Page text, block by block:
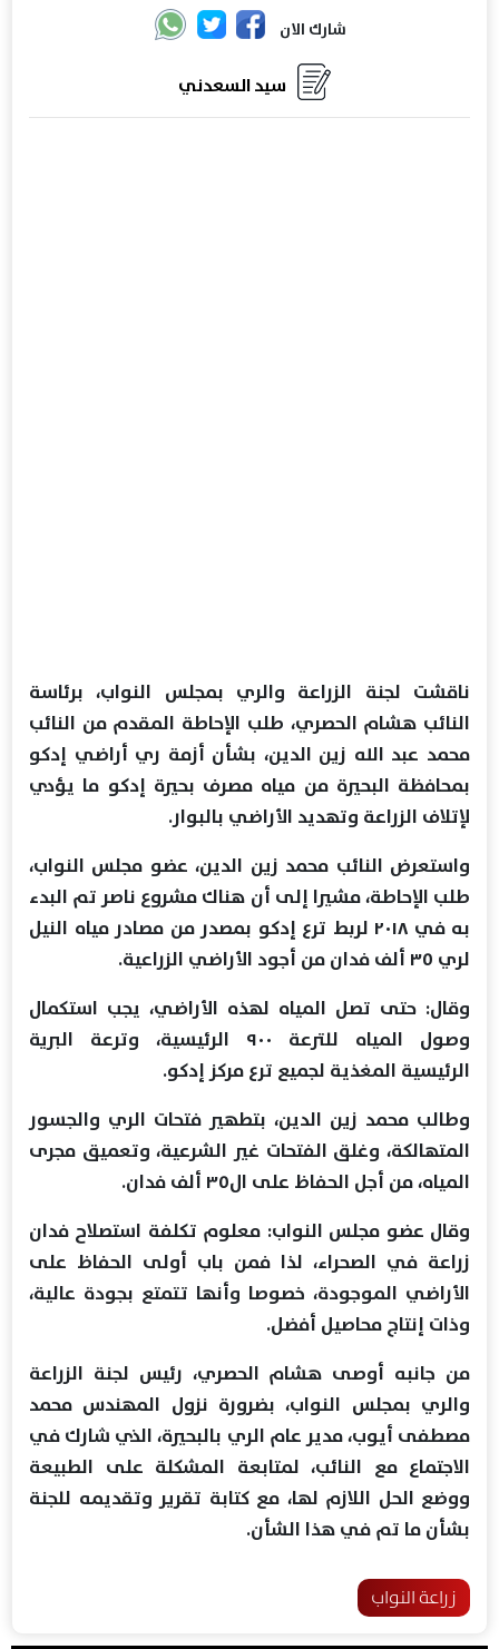
شارك الان
سيد السعدني
ناقشت لجنة الزراعة والري بمجلس النواب، برئاسة
النائب هشام الحصري، طلب الإحاطة المقدم من النائب
محمد عبد الله زين الدين، بشأن أزمة ري أراضي إدكو
بمحافظة البحيرة من مياه مصرف بحيرة إدكو ما يؤدي
لإتلاف الزراعة وتهديد الأراضي بالبوار.
واستعرض النائب محمد زين الدين، عضو مجلس النواب،
طلب الإحاطة، مشيرا إلى أن هناك مشروع ناصر تم البدء
به في ٢٠١٨ لربط ترع إدكو بمصدر من مصادر مياه النيل
لري ٣٥ ألف فدان من أجود الأراضي الزراعية.
وقال: حتى تصل المياه لهذه الأراضي، يجب استكمال
وصول المياه للترعة ٩٠٠ الرئيسية، وترعة البرية
الرئيسية المغذية لجميع ترع مركز إدكو.
وطالب محمد زين الدين، بتطهير فتحات الري والجسور
المتهالكة، وغلق الفتحات غير الشرعية، وتعميق مجرى
المياه، من أجل الحفاظ على ال٣٥ ألف فدان.
وقال عضو مجلس النواب: معلوم تكلفة استصلاح فدان
زراعة في الصحراء، لذا فمن باب أولى الحفاظ على
الأراضي الموجودة، خصوصا وأنها تتمتع بجودة عالية،
وذات إنتاج محاصيل أفضل.
من جانبه أوصى هشام الحصري، رئيس لجنة الزراعة
والري بمجلس النواب، بضرورة نزول المهندس محمد
مصطفى أيوب، مدير عام الري بالبحيرة، الذي شارك في
الاجتماع مع النائب، لمتابعة المشكلة على الطبيعة
ووضع الحل اللازم لها، مع كتابة تقرير وتقديمه للجنة
بشأن ما تم في هذا الشأن.
زراعة النواب